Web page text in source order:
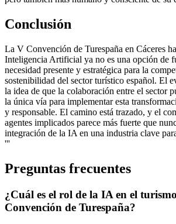
Conclusión
La V Convención de Turespaña en Cáceres
Inteligencia Artificial ya no es una opción de
necesidad presente y estratégica para la
sostenibilidad del sector turístico español. El
la idea de que la colaboración entre el sector
la única vía para implementar esta
y responsable. El camino está trazado, y el
agentes implicados parece más fuerte que
integración de la IA en una industria clave
'''
Preguntas frecuentes
¿Cuál es el rol de la IA en el
Convención de Turespaña?